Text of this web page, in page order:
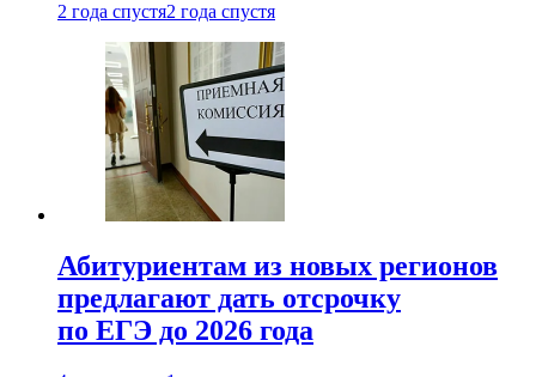
2 года спустя2 года спустя
Абитуриентам из новых регионов
предлагают дать отсрочку
по ЕГЭ до 2026 года